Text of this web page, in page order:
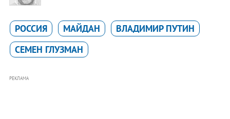
РОССИЯ МАЙДАН
ВЛАДИМИР ПУТИН
СЕМЕН ГЛУЗМАН
РЕКЛАМА